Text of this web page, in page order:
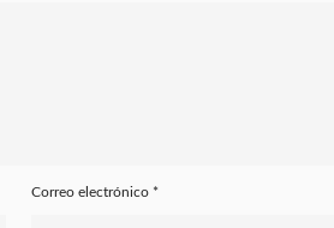
Correo electrónico *